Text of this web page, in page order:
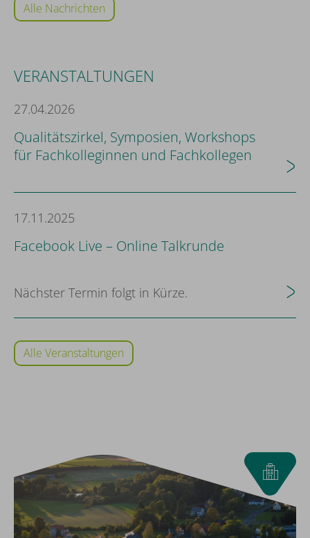
Alle Nachrichten
VERANSTALTUNGEN
27.04.2026
Qualitätszirkel, Symposien, Workshops
für Fachkolleginnen und Fachkollegen
17.11.2025
Facebook Live – Online Talkrunde
Nächster Termin folgt in Kürze.
Alle Veranstaltungen